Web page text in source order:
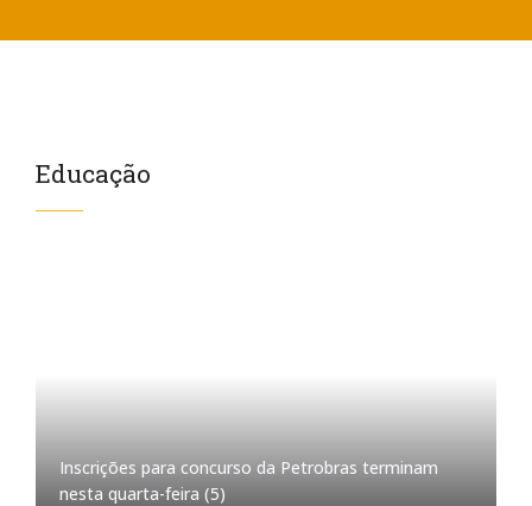
Educação
Inscrições para concurso da Petrobras terminam
nesta quarta-feira (5)